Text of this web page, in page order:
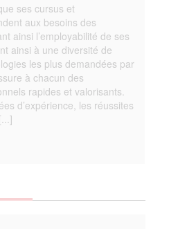
ses cursus et
aux besoins des
ainsi l’employabilité de ses
ainsi à une diversité de
les plus demandées par
à chacun des
rapides et valorisants.
d’expérience, les réussites